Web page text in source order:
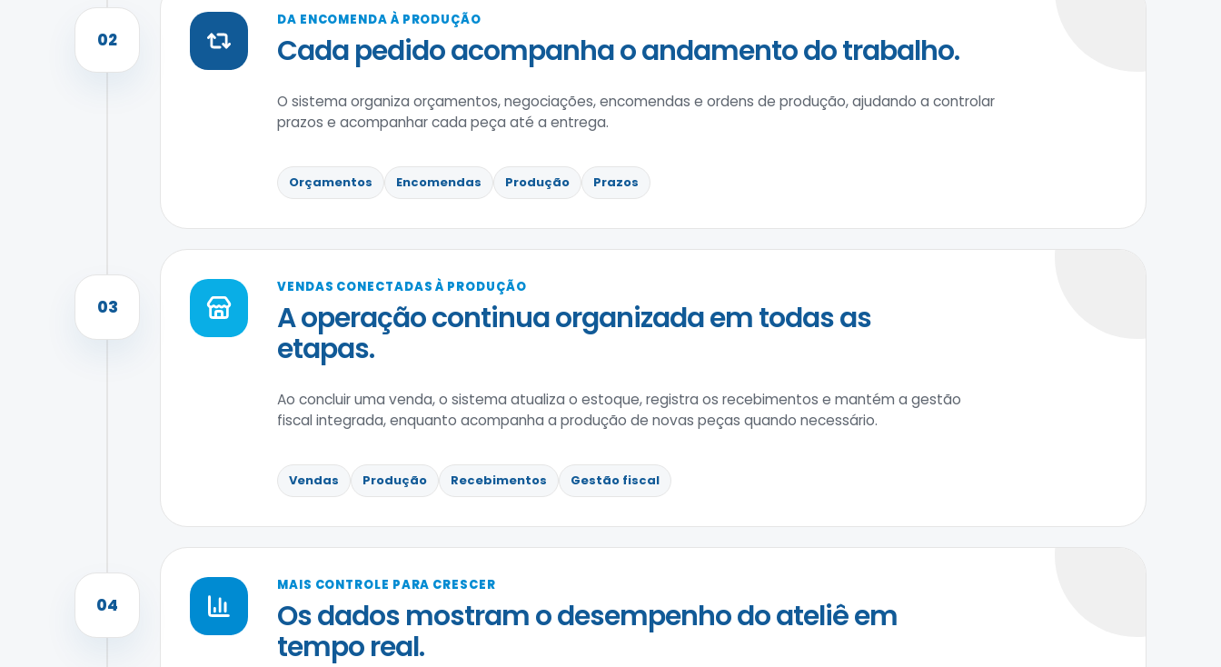
02
DA ENCOMENDA À PRODUÇÃO
Cada pedido acompanha o andamento do trabalho.
O sistema organiza orçamentos, negociações, encomendas e ordens de produção, ajudando a controlar
prazos e acompanhar cada peça até a entrega.
Orçamentos Encomendas Produção Prazos
03
VENDAS CONECTADAS À PRODUÇÃO
A operação continua organizada em todas as
etapas.
Ao concluir uma venda, o sistema atualiza o estoque, registra os recebimentos e mantém a gestão
fiscal integrada, enquanto acompanha a produção de novas peças quando necessário.
Vendas Produção Recebimentos Gestão fiscal
04
MAIS CONTROLE PARA CRESCER
Os dados mostram o desempenho do ateliê em
tempo real.